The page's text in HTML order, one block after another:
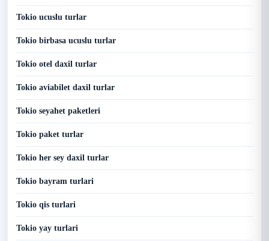
Tokio ucuslu turlar
Tokio birbasa ucuslu turlar
Tokio otel daxil turlar
Tokio aviabilet daxil turlar
Tokio seyahet paketleri
Tokio paket turlar
Tokio her sey daxil turlar
Tokio bayram turlari
Tokio qis turlari
Tokio yay turlari